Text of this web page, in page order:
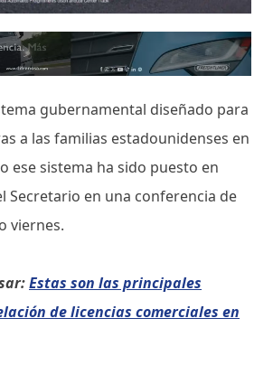
gubernamental diseñado para
a las familias estadounidenses en
ese sistema ha sido puesto en
Secretario en una conferencia de
viernes.
Estas son las principales
de licencias comerciales en